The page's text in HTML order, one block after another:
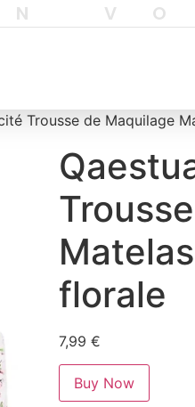
Trousse de Maquilage
florale
7,99 €
Buy Now